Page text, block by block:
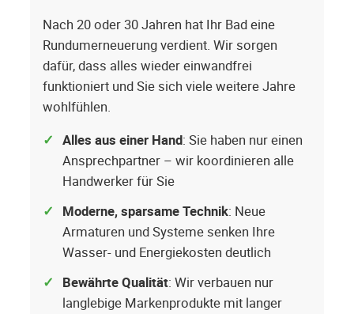
Nach 20 oder 30 Jahren hat Ihr Bad eine
Rundumerneuerung verdient. Wir sorgen
dafür, dass alles wieder einwandfrei
funktioniert und Sie sich viele weitere Jahre
wohlfühlen.
Alles aus einer Hand: Sie haben nur einen
Ansprechpartner – wir koordinieren alle
Handwerker für Sie
Moderne, sparsame Technik: Neue
Armaturen und Systeme senken Ihre
Wasser- und Energiekosten deutlich
Bewährte Qualität: Wir verbauen nur
langlebige Markenprodukte mit langer